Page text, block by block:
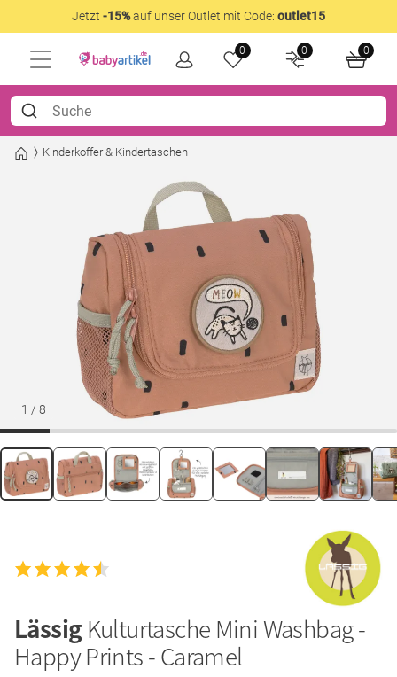
Jetzt -15%auf unser Outlet mit Code: outlet15
0 0 0
Kinderkoffer & Kindertaschen
1 / 8
Lässig Kulturtasche Mini Washbag -
Happy Prints - Caramel